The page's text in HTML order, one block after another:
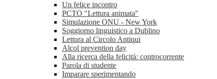
Un felice incontro
PCTO "Lettura animata"
Simulazione ONU - New York
Soggiorno linguistico a Dublino
Lettura al Circolo Antiqui
Alcol prevention day
Alla ricerca della felicità: controcorrente
Parola di studente
Imparare sperimentando